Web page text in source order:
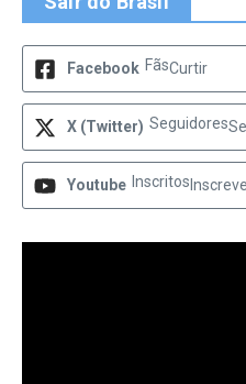
Facebook FãsCurtir
X (Twitter) Seguidores
Youtube Inscritos